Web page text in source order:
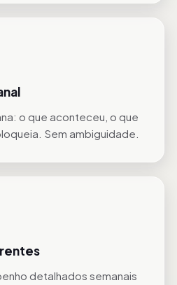
o que aconteceu, o que
Sem ambiguidade.
detalhados semanais